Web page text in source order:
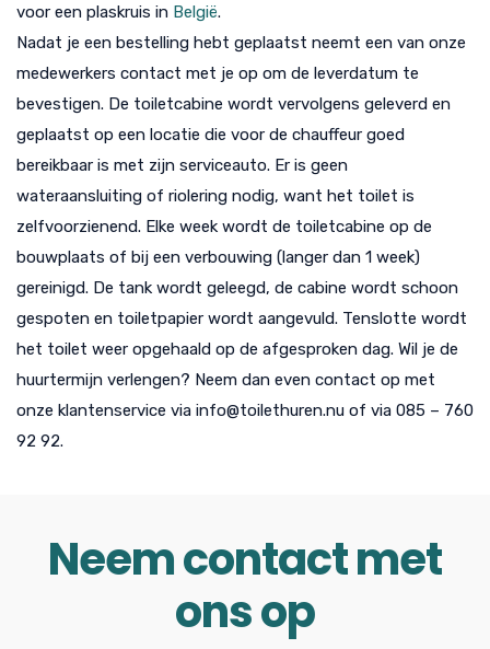
voor een plaskruis in België.
Nadat je een bestelling hebt geplaatst neemt een van onze
medewerkers contact met je op om de leverdatum te
bevestigen. De toiletcabine wordt vervolgens geleverd en
geplaatst op een locatie die voor de chauffeur goed
bereikbaar is met zijn serviceauto. Er is geen
wateraansluiting of riolering nodig, want het toilet is
zelfvoorzienend. Elke week wordt de toiletcabine op de
bouwplaats of bij een verbouwing (langer dan 1 week)
gereinigd. De tank wordt geleegd, de cabine wordt schoon
gespoten en toiletpapier wordt aangevuld. Tenslotte wordt
het toilet weer opgehaald op de afgesproken dag. Wil je de
huurtermijn verlengen? Neem dan even contact op met
onze klantenservice via info@toilethuren.nu of via 085 – 760
92 92.
Neem contact met
ons op